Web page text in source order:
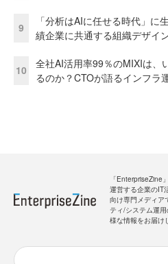
9
「分析はAIに任せる時代」
績企業に共通する組織デザイ
10
全社AI活用率99％のMIXIは、
るのか？CTOが語るインフラ
「EnterpriseZine
運営する企業のIT
向け専門メディア
ティ/システム運
様な情報をお届け